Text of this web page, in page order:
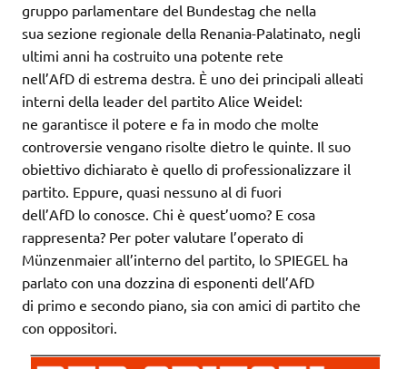
gruppo parlamentare del Bundestag che nella
sua sezione regionale della Renania-Palatinato, negli
ultimi anni ha costruito una potente rete
nell’AfD di estrema destra. È uno dei principali alleati
interni della leader del partito Alice Weidel:
ne garantisce il potere e fa in modo che molte
controversie vengano risolte dietro le quinte. Il suo
obiettivo dichiarato è quello di professionalizzare il
partito. Eppure, quasi nessuno al di fuori
dell’AfD lo conosce. Chi è quest’uomo? E cosa
rappresenta? Per poter valutare l’operato di
Münzenmaier all’interno del partito, lo SPIEGEL ha
parlato con una dozzina di esponenti dell’AfD
di primo e secondo piano, sia con amici di partito che
con oppositori.